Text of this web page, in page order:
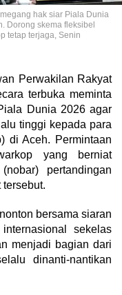
hak siar Piala Dunia
Dorong skema fleksibel
tetap terjaga, Senin
Perwakilan Rakyat
terbuka meminta
Dunia 2026 agar
tinggi kepada para
di Aceh. Permintaan
yang berniat
pertandingan
bersama siaran
sekelas
menjadi bagian dari
dinanti-nantikan